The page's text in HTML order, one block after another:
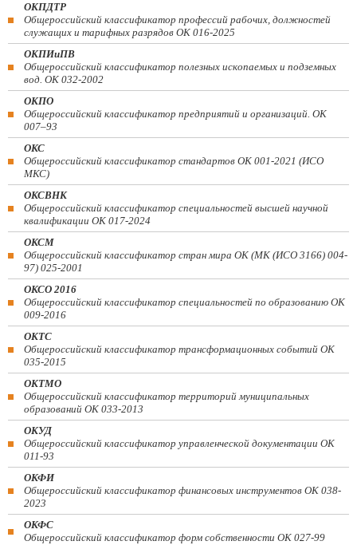
ОКПДТР
Общероссийский классификатор профессий рабочих, должностей
служащих и тарифных разрядов ОК 016-2025
ОКПИиПВ
Общероссийский классификатор полезных ископаемых и подземных
вод. ОК 032-2002
ОКПО
Общероссийский классификатор предприятий и организаций. ОК
007–93
ОКС
Общероссийский классификатор стандартов ОК 001-2021 (ИСО
МКС)
ОКСВНК
Общероссийский классификатор специальностей высшей научной
квалификации ОК 017-2024
ОКСМ
Общероссийский классификатор стран мира ОК (МК (ИСО 3166) 004-
97) 025-2001
ОКСО 2016
Общероссийский классификатор специальностей по образованию ОК
009-2016
ОКТС
Общероссийский классификатор трансформационных событий ОК
035-2015
ОКТМО
Общероссийский классификатор территорий муниципальных
образований ОК 033-2013
ОКУД
Общероссийский классификатор управленческой документации ОК
011-93
ОКФИ
Общероссийский классификатор финансовых инструментов OK 038-
2023
ОКФС
Общероссийский классификатор форм собственности ОК 027-99